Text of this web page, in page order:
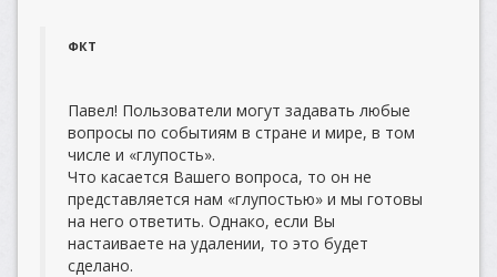
ФКТ
Павел! Пользователи могут задавать любые
вопросы по событиям в стране и мире, в том
числе и «глупость».
Что касается Вашего вопроса, то он не
представляется нам «глупостью» и мы готовы
на него ответить. Однако, если Вы
настаиваете на удалении, то это будет
сделано.